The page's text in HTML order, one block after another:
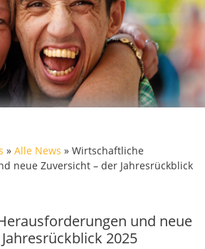
»Alle News »Wirtschaftliche
neue Zuversicht – der Jahresrückblick
und neue
2025